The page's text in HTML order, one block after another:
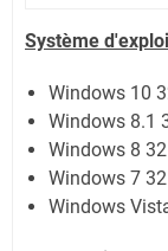
Système
Windows 10
Windows 8.1
Windows 8
Windows 7
Windows